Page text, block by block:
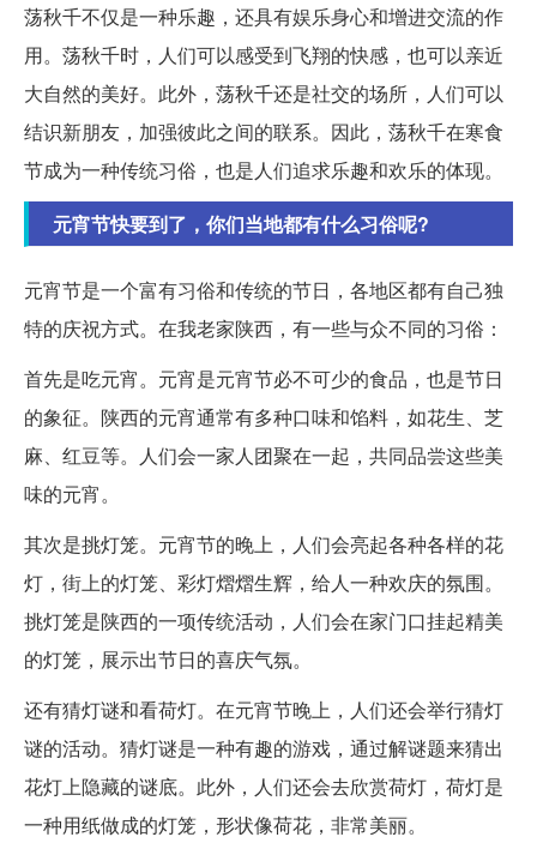
荡秋千不仅是一种乐趣，还具有娱乐身心和增进交流的作
用。荡秋千时，人们可以感受到飞翔的快感，也可以亲近
大自然的美好。此外，荡秋千还是社交的场所，人们可以
结识新朋友，加强彼此之间的联系。因此，荡秋千在寒食
节成为一种传统习俗，也是人们追求乐趣和欢乐的体现。
元宵节快要到了，你们当地都有什么习俗呢?
元宵节是一个富有习俗和传统的节日，各地区都有自己独
特的庆祝方式。在我老家陕西，有一些与众不同的习俗：
首先是吃元宵。元宵是元宵节必不可少的食品，也是节日
的象征。陕西的元宵通常有多种口味和馅料，如花生、芝
麻、红豆等。人们会一家人团聚在一起，共同品尝这些美
味的元宵。
其次是挑灯笼。元宵节的晚上，人们会亮起各种各样的花
灯，街上的灯笼、彩灯熠熠生辉，给人一种欢庆的氛围。
挑灯笼是陕西的一项传统活动，人们会在家门口挂起精美
的灯笼，展示出节日的喜庆气氛。
还有猜灯谜和看荷灯。在元宵节晚上，人们还会举行猜灯
谜的活动。猜灯谜是一种有趣的游戏，通过解谜题来猜出
花灯上隐藏的谜底。此外，人们还会去欣赏荷灯，荷灯是
一种用纸做成的灯笼，形状像荷花，非常美丽。